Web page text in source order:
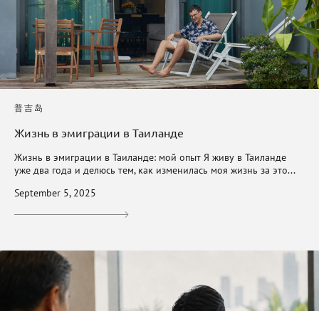
普吉岛
Жизнь в эмиграции в Таиланде
Жизнь в эмиграции в Таиланде: мой опыт Я живу в Таиланде
уже два года и делюсь тем, как изменилась моя жизнь за это...
September 5, 2025